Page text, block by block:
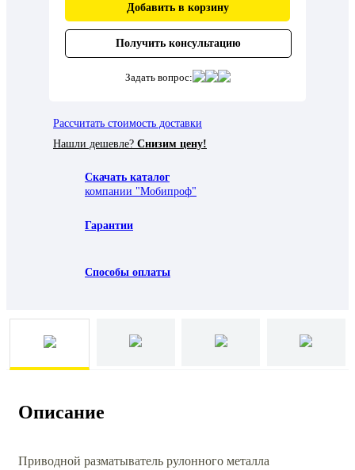
Добавить в корзину
Получить консультацию
Задать вопрос:
Рассчитать стоимость доставки
Нашли дешевле? Снизим цену!
Скачать каталог
компании "Мобипроф"
Гарантии
Способы оплаты
Описание
Приводной разматыватель рулонного металла